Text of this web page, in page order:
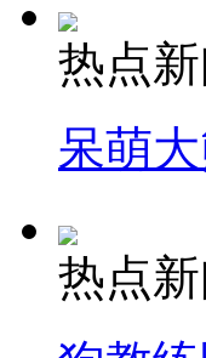
热点
呆萌
热点